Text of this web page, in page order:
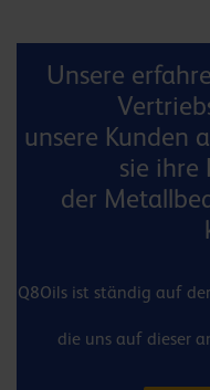
Unsere
unsere Kunden
sie ihre
der
Q8Oils ist ständig auf
die uns auf dieser